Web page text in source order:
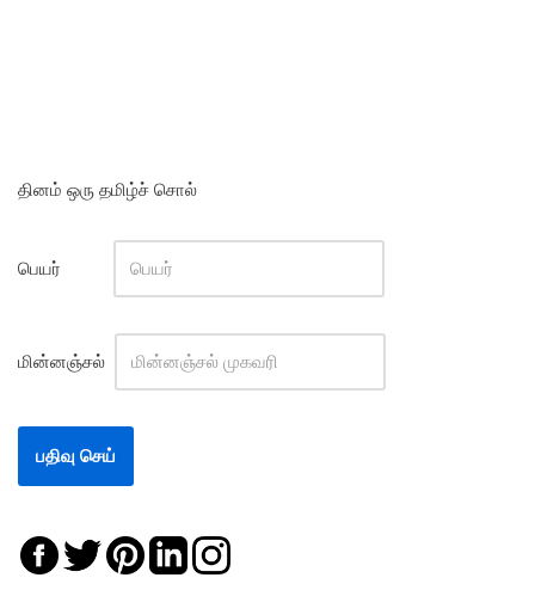
தினம் ஒரு தமிழ்ச் சொல்
பெயர்
மின்னஞ்சல்